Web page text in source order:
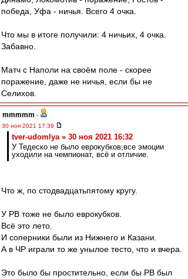
победа, Уфа - ничья. Всего 4 очка.
Что мы в итоге получили: 4 ничьих, 4 очка.
Забавно.
Матч с Наполи на своём поле - скорее
поражение, даже не ничья, если бы не
Селихов.
mmmmm -
30 ноя 2021 17:39
tver-udomlya » 30 ноя 2021 16:32
У Тедеско не было еврокубков,все эмоции
уходили на чемпионат, всё и отличие.
Что ж, по стодвадцатьпятому кругу.
У РВ тоже не было еврокубков.
Всё это лето.
И соперники были из Нижнего и Казани.
А в ЧР играли то же унылое тесто, что и вчера.
Это было бы простительно, если бы РВ был